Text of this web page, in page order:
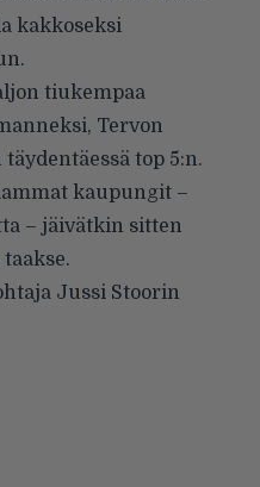
kakkoseksi
tiukempaa
Tervon
top 5:n.
kaupungit –
– jäivätkin sitten
Jussi Stoorin